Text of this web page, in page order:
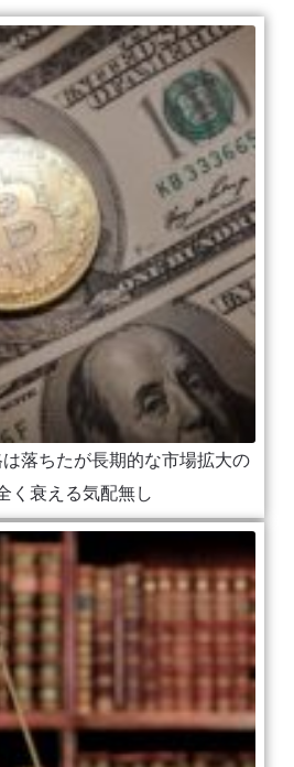
落ちたが長期的な市場拡大の
く衰える気配無し